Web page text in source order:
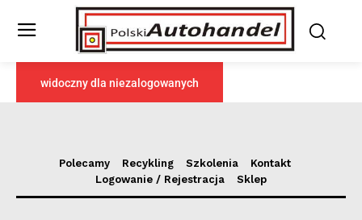
widoczny dla niezalogowanych
Polecamy Recykling Szkolenia
Kontakt
Logowanie / Rejestracja
Sklep